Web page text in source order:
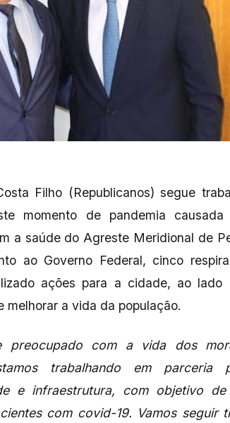
Filho (Republicanos) segue
momento de pandemia
a saúde do Agreste Meridional de
ao Governo Federal, cinco
ações para a cidade, ao lado
melhorar a vida da população.
preocupado com a vida dos
trabalhando em parceria
e infraestrutura, com objetivo
com covid-19. Vamos seguir